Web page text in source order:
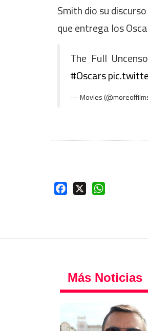
Smith dio su
que entrega los
The Full
#Oscars
— Movies
Facebook
Más Noticias